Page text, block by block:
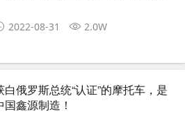
2022-08-31 2.0W
白俄罗斯总统“认证”的摩托车，是
国鑫源制造！